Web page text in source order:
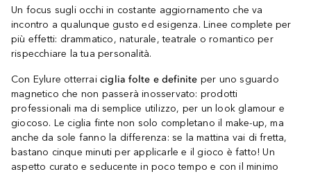
Un focus sugli occhi in costante aggiornamento che va
incontro a qualunque gusto ed esigenza. Linee complete per
più effetti: drammatico, naturale, teatrale o romantico per
rispecchiare la tua personalità.
Con Eylure otterrai ciglia folte e definite per uno sguardo
magnetico che non passerà inosservato: prodotti
professionali ma di semplice utilizzo, per un look glamour e
giocoso. Le ciglia finte non solo completano il make-up, ma
anche da sole fanno la differenza: se la mattina vai di fretta,
bastano cinque minuti per applicarle e il gioco è fatto! Un
aspetto curato e seducente in poco tempo e con il minimo